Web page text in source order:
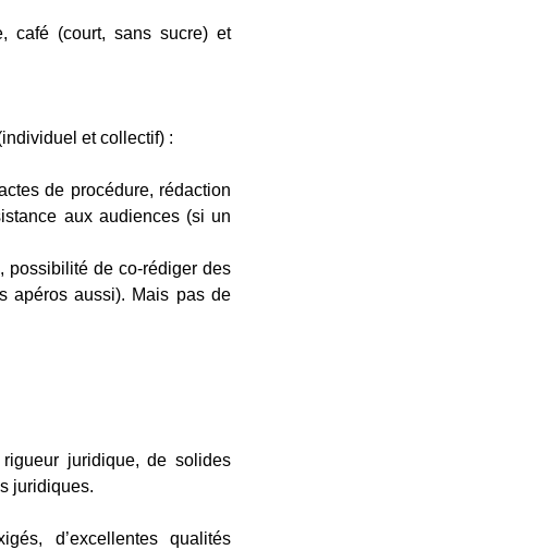
café (court, sans sucre) et
et collectif) :
de procédure, rédaction
aux audiences (si un
possibilité de co-rédiger des
apéros aussi). Mais pas de
juridique, de solides
juridiques.
d’excellentes qualités